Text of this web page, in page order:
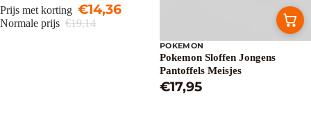
Warmtepantoffels – Antislip Zool
Prijs met korting €14,36
Normale prijs €19,14
POKEMON
Pokemon Sloffen Jongens
Pantoffels Meisjes
€17,95